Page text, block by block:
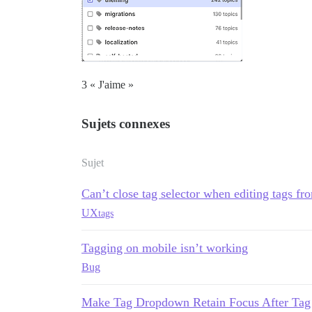
3 « J'aime »
Sujets connexes
Sujet
Can’t close tag selector when editing tags
UXtags
Tagging on mobile isn’t working
Bug
Make Tag Dropdown Retain Focus After